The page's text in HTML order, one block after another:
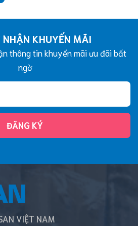
KHUYẾN MÃI
thông tin khuyến mãi ưu đãi bất
ngờ
ĐĂNG KÝ
VIỆT NAM